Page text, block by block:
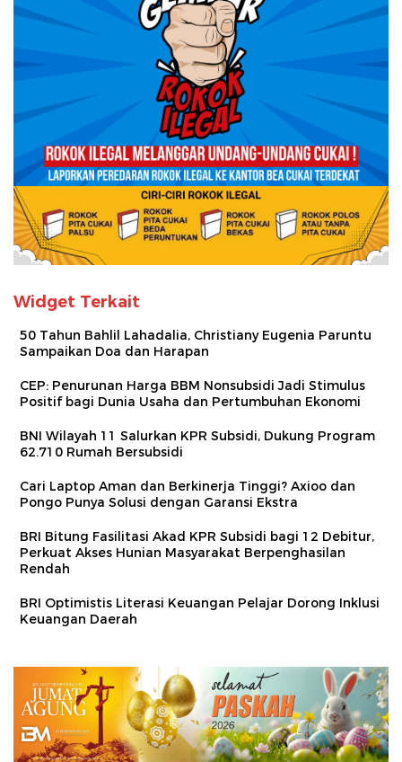
Widget Terkait
50 Tahun Bahlil Lahadalia, Christiany Eugenia Paruntu
Sampaikan Doa dan Harapan
CEP: Penurunan Harga BBM Nonsubsidi Jadi Stimulus
Positif bagi Dunia Usaha dan Pertumbuhan Ekonomi
BNI Wilayah 11 Salurkan KPR Subsidi, Dukung Program
62.710 Rumah Bersubsidi
Cari Laptop Aman dan Berkinerja Tinggi? Axioo dan
Pongo Punya Solusi dengan Garansi Ekstra
BRI Bitung Fasilitasi Akad KPR Subsidi bagi 12 Debitur,
Perkuat Akses Hunian Masyarakat Berpenghasilan
Rendah
BRI Optimistis Literasi Keuangan Pelajar Dorong Inklusi
Keuangan Daerah